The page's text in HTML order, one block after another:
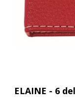
ELAINE - 6